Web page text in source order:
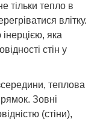
тільки тепло в
влітку.
яка
стін у
теплова
Зовні
(стіни),